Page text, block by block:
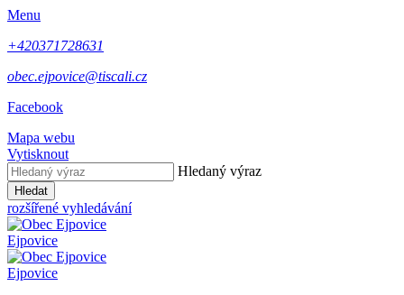
Menu
+420371728631
obec.ejpovice@tiscali.cz
Facebook
Mapa webu
Vytisknout
Hledaný výraz
Hledat
rozšířené vyhledávání
Ejpovice
Ejpovice